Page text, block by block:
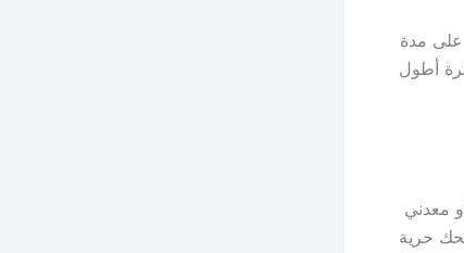
على مدة
أطول
معدني
حرية